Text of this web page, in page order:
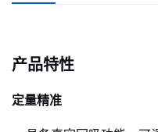
产品特性
定量精准